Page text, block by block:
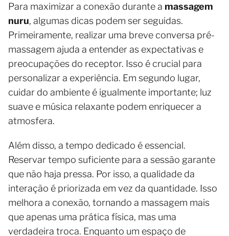
Para maximizar a conexão durante a massagem
nuru, algumas dicas podem ser seguidas.
Primeiramente, realizar uma breve conversa pré-
massagem ajuda a entender as expectativas e
preocupações do receptor. Isso é crucial para
personalizar a experiência. Em segundo lugar,
cuidar do ambiente é igualmente importante; luz
suave e música relaxante podem enriquecer a
atmosfera.
Além disso, a tempo dedicado é essencial.
Reservar tempo suficiente para a sessão garante
que não haja pressa. Por isso, a qualidade da
interação é priorizada em vez da quantidade. Isso
melhora a conexão, tornando a massagem mais
que apenas uma prática física, mas uma
verdadeira troca. Enquanto um espaço de